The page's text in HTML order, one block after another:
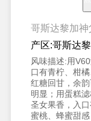
哥斯达黎加神
产区:哥斯达
风味描述:用
口有青柠、柑
红糖回甘，余
明显；用蛋糕
圣女果香，入
蜜桃、蜂蜜甜感